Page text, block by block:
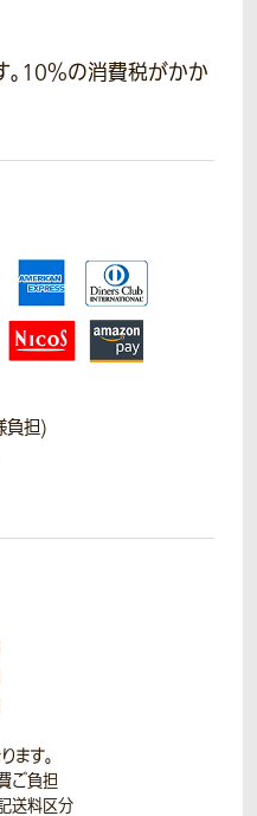
10％の消費税がかか
負担)
ます。
ご負担
送料区分